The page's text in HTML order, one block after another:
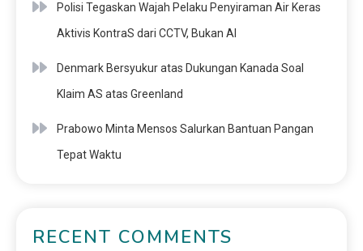
Polisi Tegaskan Wajah Pelaku Penyiraman Air Keras
Aktivis KontraS dari CCTV, Bukan AI
Denmark Bersyukur atas Dukungan Kanada Soal
Klaim AS atas Greenland
Prabowo Minta Mensos Salurkan Bantuan Pangan
Tepat Waktu
RECENT COMMENTS